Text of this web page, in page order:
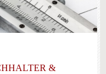
&